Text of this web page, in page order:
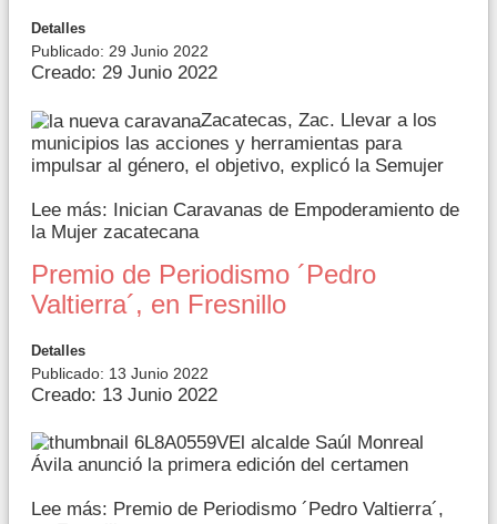
Detalles
Publicado: 29 Junio 2022
Creado: 29 Junio 2022
Zacatecas, Zac. Llevar a los
municipios las acciones y herramientas para
impulsar al género, el objetivo, explicó la Semujer
Lee más: Inician Caravanas de Empoderamiento de
la Mujer zacatecana
Premio de Periodismo ´Pedro
Valtierra´, en Fresnillo
Detalles
Publicado: 13 Junio 2022
Creado: 13 Junio 2022
El alcalde Saúl Monreal
Ávila anunció la primera edición del certamen
Lee más: Premio de Periodismo ´Pedro Valtierra´,